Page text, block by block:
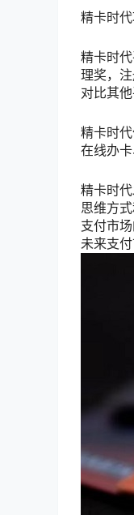
精卡时代
精卡时
理奖，
对比其
精卡时
在线办
精卡时
思维方
支付市
未来支